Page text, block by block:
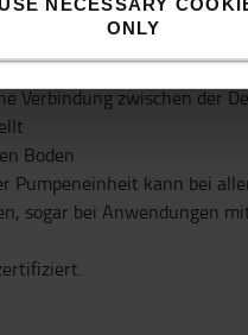
USE NECESSARY
ONLY
sich das Gerät für den
am Deichselgriff wird
Verbindung zwischen der
Boden
Pumpeneinheit kann bei
sogar bei Anwendungen